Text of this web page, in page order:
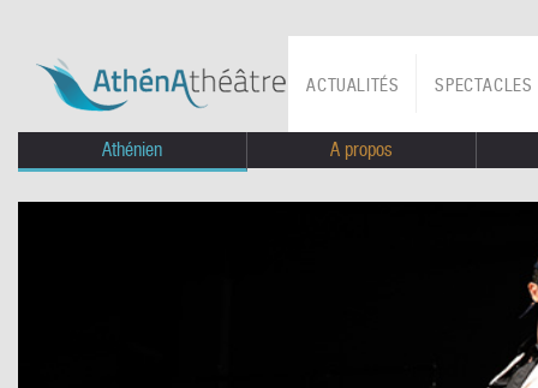
SPECTACLES
ACTUALITÉS
Athénien A propos